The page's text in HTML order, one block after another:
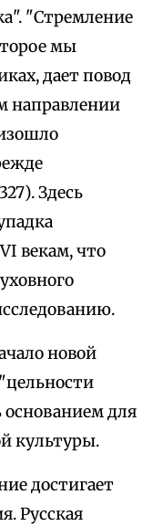
"Стремление
мы
дает повод
направлении
Здесь
векам, что
новой
основанием для
культуры.
достигает
Русская